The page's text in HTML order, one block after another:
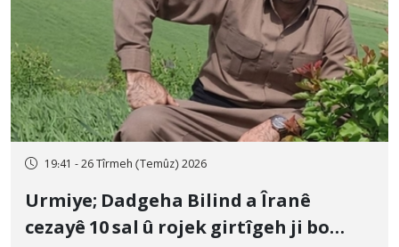
19:41 - 26 Tîrmeh (Temûz) 2026
Urmiye; Dadgeha Bilind a Îranê
cezayê 10 sal û rojek girtîgeh ji bo